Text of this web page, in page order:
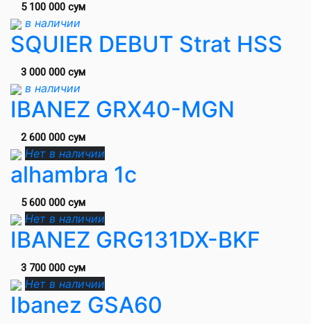
5 100 000 сум
в наличии
SQUIER DEBUT Strat HSS
3 000 000 сум
в наличии
IBANEZ GRX40-MGN
2 600 000 сум
Нет в наличии
alhambra 1c
5 600 000 сум
Нет в наличии
IBANEZ GRG131DX-BKF
3 700 000 сум
Нет в наличии
Ibanez GSA60